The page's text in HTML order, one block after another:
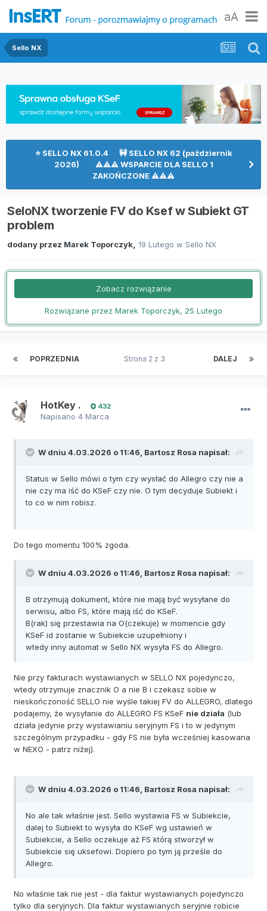
aA
Sello NX
⭐ SELLO NX 61.0.4 🚧 SELLO NX 62 (październik
2026) ⚠⚠⚠ WSPARCIE DLA SELLO 1
ZAKOŃCZONE ⚠⚠⚠
SeloNX tworzenie FV do Ksef w Subiekt GT
problem
dodany przez Marek Toporczyk 19 Lutego w Sello NX
Zobacz rozwiązanie
Rozwiązane przez Marek Toporczyk, 25 Lutego
POPRZEDNIA DALEJ
Strona 2 z 3
HotKey . 432
Napisano 4 Marca
W dniu 4.03.2026 o 11:46, Bartosz Rosa napisał:
Status w Sello mówi o tym czy wysłać do Allegro czy nie a
nie czy ma iść do KSeF czy nie. O tym decyduje Subiekt i
to co w nim robisz.
Do tego momentu 100% zgoda.
W dniu 4.03.2026 o 11:46, Bartosz Rosa napisał:
B otrzymują dokument, które nie mają być wysyłane do
serwisu, albo FS, które mają iść do KSeF.
B(rak) się przestawia na O(czekuje) w momencie gdy
KSeF id zostanie w Subiekcie uzupełniony i
wtedy inny automat w Sello NX wysyła FS do Allegro.
Nie przy fakturach wystawianych w SELLO NX pojedynczo,
wtedy otrzymuje znacznik O a nie B i czekasz sobie w
nieskończoność SELLO nie wyśle takiej FV do ALLEGRO, dlatego
podajemy, że wysyłanie do ALLEGRO FS KSeF nie działa (lub
działa jedynie przy wystawianiu seryjnym FS i to w jedynym
szczególnym przypadku - gdy FS nie była wcześniej kasowana
w NEXO - patrz niżej).
W dniu 4.03.2026 o 11:46, Bartosz Rosa napisał:
No ale tak właśnie jest. Sello wystawia FS w Subiekcie,
dalej to Subiekt to wysyła do KSeF wg ustawień w
Subiekcie, a Sello oczekuje aż FS którą stworzył w
Subiekcie się uksefowi. Dopiero po tym ją prześle do
Allegro.
No właśnie tak nie jest - dla faktur wystawianych pojedynczo
tylko dla seryjnych. Dla faktur wystawianych seryjnie robicie